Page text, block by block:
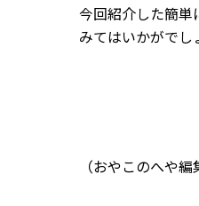
今回紹介した簡単
みてはいかがでし
（おやこのへや編